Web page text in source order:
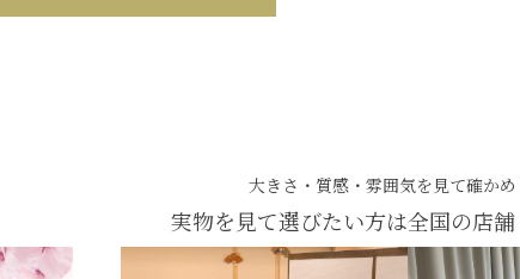
大きさ・質感・雰囲気を見て確かめ
実物を見て選びたい方は全国の店